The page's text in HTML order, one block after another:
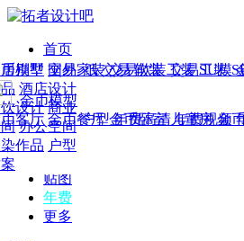
首页
发现
年费 作品 图纸 交易 软装 工装 SU模
年费版块
费图纸 年费户型 年费高清 年费视频
作品
别墅 国外
酒店设计
设计 商业
办公空间
作品 户型
模型
模型 交易家装 交易软装 交易工装
金币模型
客厅 金币餐厅 金币卧室 儿童房 金
CAD
概念
贴图
年费
更多